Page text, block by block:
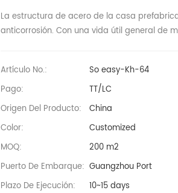
La estructura de acero de la casa
anticorrosión. Con una vida útil general de
Artículo No.:
So easy-Kh-64
Pago:
TT/LC
Origen Del Producto:
China
Color:
Customized
MOQ:
200 m2
Puerto De Embarque: Guangzhou Port
Plazo De Ejecución:
10~15 days